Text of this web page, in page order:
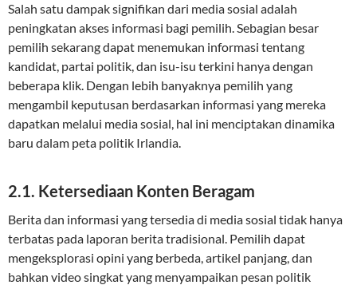
Salah satu dampak signifikan dari media sosial adalah
peningkatan akses informasi bagi pemilih. Sebagian besar
pemilih sekarang dapat menemukan informasi tentang
kandidat, partai politik, dan isu-isu terkini hanya dengan
beberapa klik. Dengan lebih banyaknya pemilih yang
mengambil keputusan berdasarkan informasi yang mereka
dapatkan melalui media sosial, hal ini menciptakan dinamika
baru dalam peta politik Irlandia.
2.1. Ketersediaan Konten Beragam
Berita dan informasi yang tersedia di media sosial tidak hanya
terbatas pada laporan berita tradisional. Pemilih dapat
mengeksplorasi opini yang berbeda, artikel panjang, dan
bahkan video singkat yang menyampaikan pesan politik